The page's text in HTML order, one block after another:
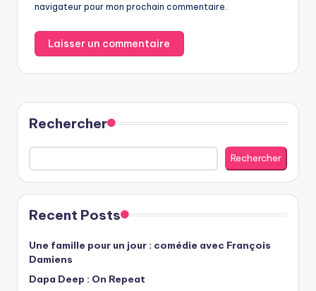
navigateur pour mon prochain commentaire.
Rechercher
Rechercher
Recent Posts
Une famille pour un jour : comédie avec François
Damiens
Dapa Deep : On Repeat